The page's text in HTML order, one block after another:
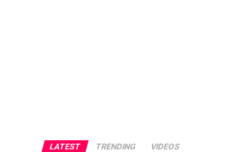
LATEST TRENDING VIDEOS